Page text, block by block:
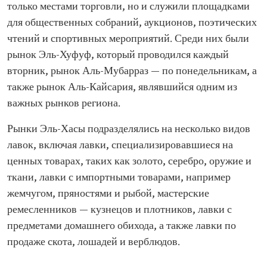
только местами торговли, но и служили площадками
для общественных собраний, аукционов, поэтических
чтений и спортивных мероприятий. Среди них были
рынок Эль-Хуфуф, который проводился каждый
вторник, рынок Аль-Мубарраз — по понедельникам, а
также рынок Аль-Кайсария, являвшийся одним из
важных рынков региона.
Рынки Эль-Хасы подразделялись на несколько видов
лавок, включая лавки, специализировавшиеся на
ценных товарах, таких как золото, серебро, оружие и
ткани, лавки с импортными товарами, например
жемчугом, пряностями и рыбой, мастерские
ремесленников — кузнецов и плотников, лавки с
предметами домашнего обихода, а также лавки по
продаже скота, лошадей и верблюдов.